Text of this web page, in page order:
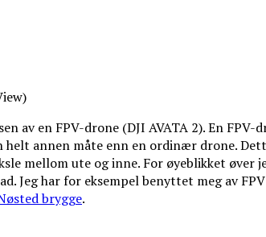
av en FPV-drone (DJI AVATA 2). En
helt annen måte enn en ordinær drone.
mellom ute og inne. For øyeblikket øver
Jeg har for eksempel benyttet meg av
brygge.